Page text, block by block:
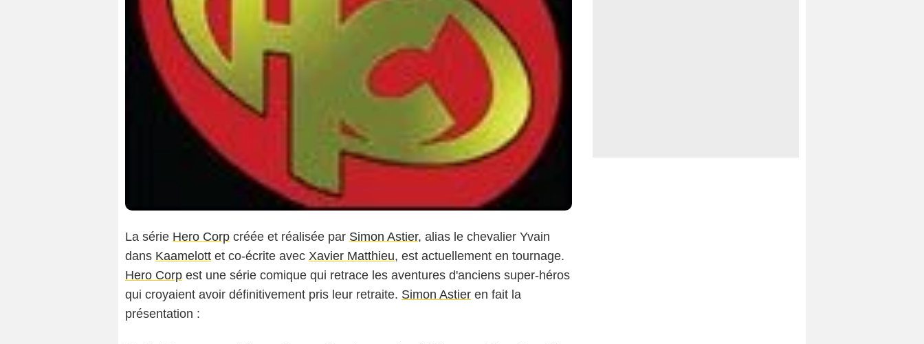
La série Hero Corp créée et réalisée par Simon Astier, alias le chevalier Yvain
dans Kaamelott et co-écrite avec Xavier Matthieu, est actuellement en tournage.
Hero Corp est une série comique qui retrace les aventures d'anciens super-héros
qui croyaient avoir définitivement pris leur retraite. Simon Astier en fait la
présentation :